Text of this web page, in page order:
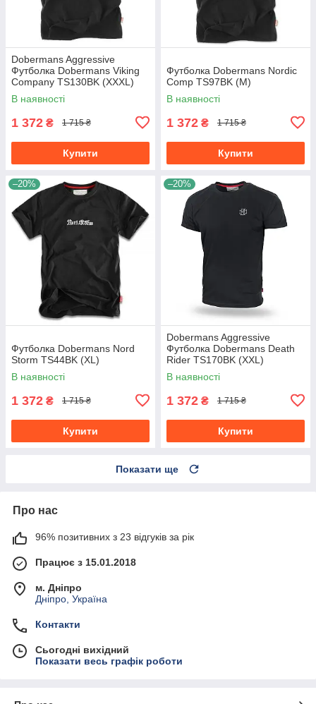
Dobermans Aggressive
Футболка Dobermans Viking
Company TS130BK (XXXL)
В наявності
1 372 ₴ 1 715 ₴
Купити
Футболка Dobermans Nordic
Comp TS97BK (M)
В наявності
1 372 ₴ 1 715 ₴
Купити
–20%
Футболка Dobermans Nord
Storm TS44BK (XL)
В наявності
1 372 ₴ 1 715 ₴
Купити
–20%
Dobermans Aggressive
Футболка Dobermans Death
Rider TS170BK (XXL)
В наявності
1 372 ₴ 1 715 ₴
Купити
Показати ще
Про нас
96% позитивних з 23 відгуків за рік
Працює з 15.01.2018
м. Дніпро
Дніпро, Україна
Контакти
Сьогодні вихідний
Показати весь графік роботи